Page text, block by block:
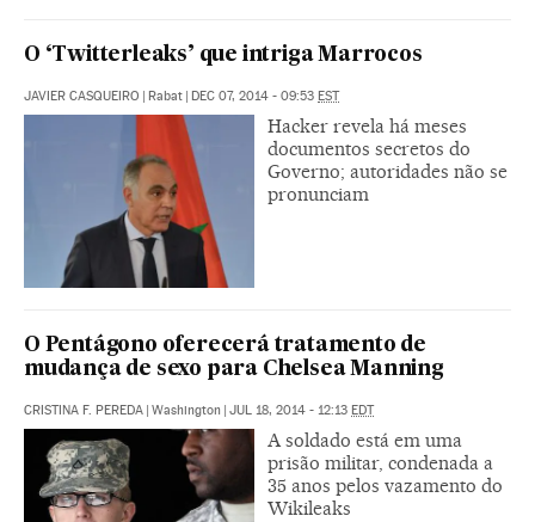
O ‘Twitterleaks’ que intriga Marrocos
JAVIER CASQUEIRO Rabat DEC 07, 2014 - 09:53 EST
Hacker revela há meses
documentos secretos do
Governo; autoridades não se
pronunciam
O Pentágono oferecerá tratamento de
mudança de sexo para Chelsea Manning
CRISTINA F. PEREDA Washington JUL 18, 2014 - 12:13 EDT
A soldado está em uma
prisão militar, condenada a
35 anos pelos vazamento do
Wikileaks